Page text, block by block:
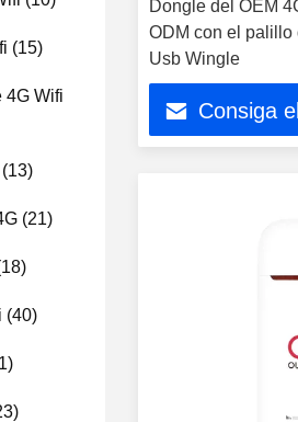
(15)
4G Wifi
(13)
(21)
(40)
Dongle del OEM
ODM con el palillo
Usb Wingle
Consiga